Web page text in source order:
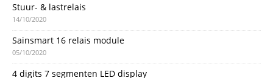
Stuur- & lastrelais
14/10/2020
Sainsmart 16 relais module
05/10/2020
4 digits 7 segmenten LED display